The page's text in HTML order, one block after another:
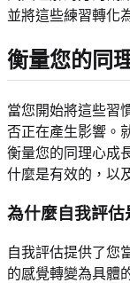
並將這些練習轉化
衡量您的同
當您開始將這些習
否正在產生影響。
衡量您的同理心成
什麼是有效的，以
為什麼自我評
自我評估提供了您
的感覺轉變為具體